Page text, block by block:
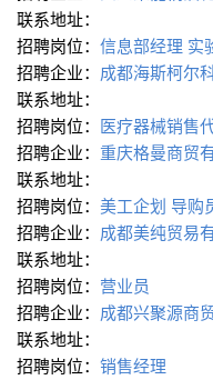
联系地址：
招聘岗位： 信息部经理 实
招聘企业： 成都海斯柯尔
联系地址：
招聘岗位： 医疗器械销售
招聘企业： 重庆格曼商贸
联系地址：
招聘岗位： 美工企划 导购
招聘企业： 成都美纯贸易
联系地址：
招聘岗位： 营业员
招聘企业： 成都兴聚源商
联系地址：
招聘岗位： 销售经理